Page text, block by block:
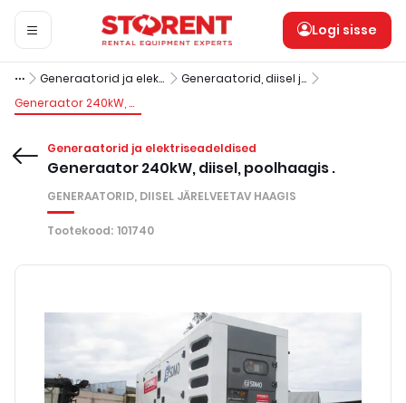
Logi sisse
Generaatorid ja elektriseadeldised
Generaatorid, diisel järelveetav haagis
Generaator 240kW, diisel, poolhaagis .
Generaatorid ja elektriseadeldised
Generaator 240kW, diisel, poolhaagis .
GENERAATORID, DIISEL JÄRELVEETAV HAAGIS
Tootekood: 101740